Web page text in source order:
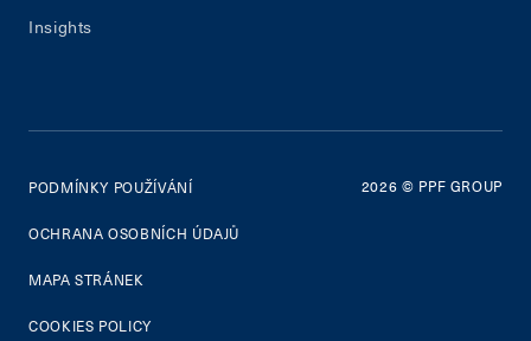
Insights
PODMÍNKY POUŽÍVÁNÍ
OCHRANA OSOBNÍCH ÚDAJŮ
MAPA STRÁNEK
COOKIES POLICY
2026 © PPF GROUP